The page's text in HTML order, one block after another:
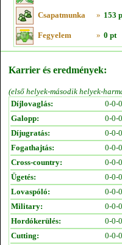
Csapatmunka » 153
Fegyelem » 0 pt
Karrier és eredmények:
(első helyek-második helyek-
Díjlovaglás:
0-0-
Galopp:
0-0-
Díjugratás:
0-0-
Fogathajtás:
0-0-
Cross-country:
0-0-
Ügetés:
0-0-
Lovaspóló:
0-0-
Military:
0-0-
Hordókerülés:
0-0-
Cutting:
0-0-